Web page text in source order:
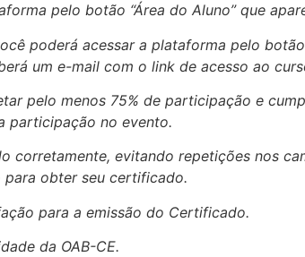
pelo botão “Área do Aluno” que
poderá acessar a plataforma pelo
um e-mail com o link de acesso ao
pelo menos 75% de participação e
participação no evento.
corretamente, evitando repetições nos
obter seu certificado.
para a emissão do Certificado.
da OAB-CE.